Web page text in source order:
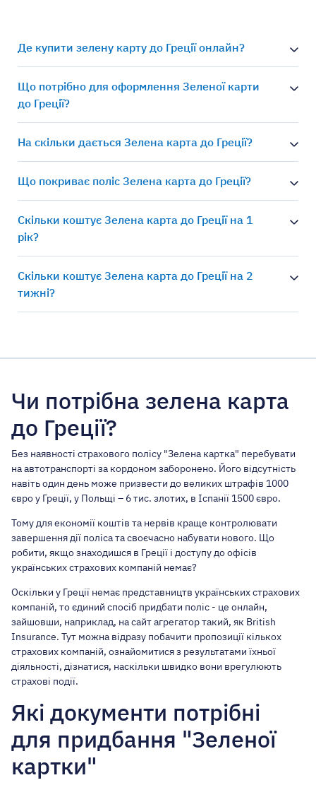
Де купити зелену карту до Греції онлайн?
Що потрібно для оформлення Зеленої карти
до Греції?
На скільки дається Зелена карта до Греції?
Що покриває поліс Зелена карта до Греції?
Скільки коштує Зелена карта до Греції на 1
рік?
Скільки коштує Зелена карта до Греції на 2
тижні?
Чи потрібна зелена карта
до Греції?
Без наявності страхового полісу "Зелена картка" перебувати
на автотранспорті за кордоном заборонено. Його відсутність
навіть один день може призвести до великих штрафів 1000
євро у Греції, у Польщі – 6 тис. злотих, в Іспанії 1500 євро.
Тому для економії коштів та нервів краще контролювати
завершення дії поліса та своєчасно набувати нового. Що
робити, якщо знаходишся в Греції і доступу до офісів
українських страхових компаній немає?
Оскільки у Греції немає представництв українських страхових
компаній, то єдиний спосіб придбати поліс - це онлайн,
зайшовши, наприклад, на сайт агрегатор такий, як British
Insurance. Тут можна відразу побачити пропозиції кількох
страхових компаній, ознайомитися з результатами їхньої
діяльності, дізнатися, наскільки швидко вони врегулюють
страхові події.
Які документи потрібні
для придбання "Зеленої
картки"